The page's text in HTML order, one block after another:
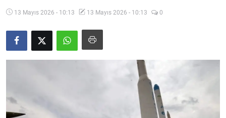
Makaleler
Galeri
Arşiv
13 Mayıs 2026 - 10:13 13 Mayıs 2026 - 10:13 0